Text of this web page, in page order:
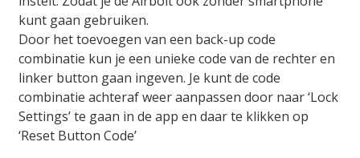
kunt gaan gebruiken.
Door het toevoegen van een back-up code
combinatie kun je een unieke code van de rechter en
linker button gaan ingeven. Je kunt de code
combinatie achteraf weer aanpassen door naar ‘Lock
Settings’ te gaan in de app en daar te klikken op
‘Reset Button Code’